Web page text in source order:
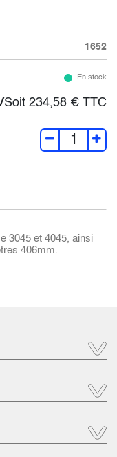
1652
En stock
Soit 234,58 € TTC
3045 et 4045, ainsi
406mm.